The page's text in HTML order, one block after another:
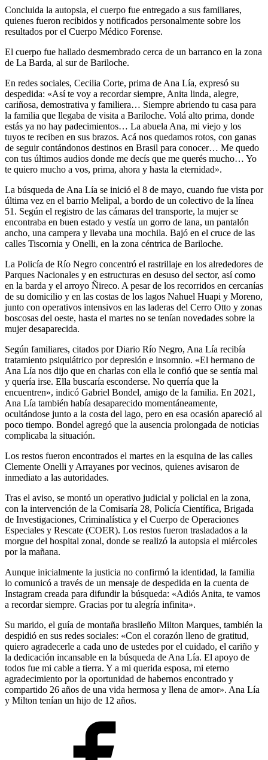
Concluida la autopsia, el cuerpo fue entregado a sus familiares,
quienes fueron recibidos y notificados personalmente sobre los
resultados por el Cuerpo Médico Forense.
El cuerpo fue hallado desmembrado cerca de un barranco en la zona
de La Barda, al sur de Bariloche.
En redes sociales, Cecilia Corte, prima de Ana Lía, expresó su
despedida: «Así te voy a recordar siempre, Anita linda, alegre,
cariñosa, demostrativa y familiera… Siempre abriendo tu casa para
la familia que llegaba de visita a Bariloche. Volá alto prima, donde
estás ya no hay padecimientos… La abuela Ana, mi viejo y los
tuyos te reciben en sus brazos. Acá nos quedamos rotos, con ganas
de seguir contándonos destinos en Brasil para conocer… Me quedo
con tus últimos audios donde me decís que me querés mucho… Yo
te quiero mucho a vos, prima, ahora y hasta la eternidad».
La búsqueda de Ana Lía se inició el 8 de mayo, cuando fue vista por
última vez en el barrio Melipal, a bordo de un colectivo de la línea
51. Según el registro de las cámaras del transporte, la mujer se
encontraba en buen estado y vestía un gorro de lana, un pantalón
ancho, una campera y llevaba una mochila. Bajó en el cruce de las
calles Tiscornia y Onelli, en la zona céntrica de Bariloche.
La Policía de Río Negro concentró el rastrillaje en los alrededores de
Parques Nacionales y en estructuras en desuso del sector, así como
en la barda y el arroyo Ñireco. A pesar de los recorridos en cercanías
de su domicilio y en las costas de los lagos Nahuel Huapi y Moreno,
junto con operativos intensivos en las laderas del Cerro Otto y zonas
boscosas del oeste, hasta el martes no se tenían novedades sobre la
mujer desaparecida.
Según familiares, citados por Diario Río Negro, Ana Lía recibía
tratamiento psiquiátrico por depresión e insomnio. «El hermano de
Ana Lía nos dijo que en charlas con ella le confió que se sentía mal
y quería irse. Ella buscaría esconderse. No querría que la
encuentren», indicó Gabriel Bondel, amigo de la familia. En 2021,
Ana Lía también había desaparecido momentáneamente,
ocultándose junto a la costa del lago, pero en esa ocasión apareció al
poco tiempo. Bondel agregó que la ausencia prolongada de noticias
complicaba la situación.
Los restos fueron encontrados el martes en la esquina de las calles
Clemente Onelli y Arrayanes por vecinos, quienes avisaron de
inmediato a las autoridades.
Tras el aviso, se montó un operativo judicial y policial en la zona,
con la intervención de la Comisaría 28, Policía Científica, Brigada
de Investigaciones, Criminalística y el Cuerpo de Operaciones
Especiales y Rescate (COER). Los restos fueron trasladados a la
morgue del hospital zonal, donde se realizó la autopsia el miércoles
por la mañana.
Aunque inicialmente la justicia no confirmó la identidad, la familia
lo comunicó a través de un mensaje de despedida en la cuenta de
Instagram creada para difundir la búsqueda: «Adiós Anita, te vamos
a recordar siempre. Gracias por tu alegría infinita».
Su marido, el guía de montaña brasileño Milton Marques, también la
despidió en sus redes sociales: «Con el corazón lleno de gratitud,
quiero agradecerle a cada uno de ustedes por el cuidado, el cariño y
la dedicación incansable en la búsqueda de Ana Lía. El apoyo de
todos fue mi cable a tierra. Y a mi querida esposa, mi eterno
agradecimiento por la oportunidad de habernos encontrado y
compartido 26 años de una vida hermosa y llena de amor». Ana Lía
y Milton tenían un hijo de 12 años.